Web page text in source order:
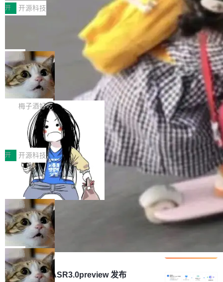
持续开源更多基于UCL-Engine的高性能通信组
件。 腾讯网平团队在UCL-MPComm中实现了一
个独立于业务线程的全局通信引擎（Engine），
经开始引入 AI Coding 工具，通过调用公有云模
型或企业内部部署模型提升研发效率。但随着 AI
Coding 从个人辅助工具逐步走向团队级、组织
级应用，企业在规模化落地过程中，对安全性、
可控性和代码质量提出了更高要求。 首先是数据
安全与合规要求。对于大多数普通研发场景，公
有云模型能够满足快速试用和效率提升的需求。
但对于金融、能源、医疗等对数据安全要求较...
智能应用典型案例名单》，集中展示人工智能在
各领域的应用成果，覆盖技术底座、行业赋能、
产品应用、支撑保障、专题等五大方向。深信服
AI算力网关（AI创新平台）成功入选！ 随着各行
各业的Agent走向规模化建设，算力构成形态逐
渐丰富，用户关注的重点也在发生变化：不只是
让AI用起来，还要进一步看清混合算力时代下，
Token花在哪里、算力是否被充分利用，以及持
续增长的AI成本该如何优化。 深信服AI算力网关
正是围绕这些实际问题，从Token治理和成本治
理两个方面，让用户的每一份算力都看得清、管
得住、用得稳、省得下、更安全！ 一、从现在开
始，Token使用一目...
开 开源科技
Jeff Dean 离开 Google：一个时代的结
束，一个实验室的开始
Google 员工编号 20。MapReduce 作者之一。
Bigtable 作者之一。TensorFlow 的作者之一。
Gemini 的架构师。Google 首席科学家。 Jeff D
ean 在 Google 工作了 27 年后，宣布离职。 他
不是一个人走。一同离开的还有 Sanjay Ghema
wat（Google 员工编号 23，Jeff Dean 二十多
年的编程搭档，MapReduce 和 Bigtable 的共同
作者）、Quoc Le（Google 大脑核心成员，Se
q2Seq 和 DocAI 的共同发明人）以及 Oriol Vin
yals（Gemini 联合负责人，AlphaSta...
局
🔥 SolonCode v2026.8.4 发布：界面
字体可调、22 种语言、记忆搜索增强
打开终端就能上岗的全中文编码智能体，这一轮
把「看得清、用母语、记得住」三件事一次补
齐。 SolonCode 是什么 SolonCode 是杭州无
耳科技研发的企业级终端编码智能体——一位全
中文驱动的数字员工，自主理解需求、规划步
骤、编写代码。不挑模型、不挑平台，curl 一行
装完即用。 开源地址：Gitee · GitCode · GitHu
b 安装 支持 Java 8+（8~26）、macOS / Linu
x / Windows / Harmony PC。 # macOS / Linu
x / Harmony PC curl -fsSL https://solon.noea
r.org/solon...
梅子酒好吃
让“代码语义理解”深度释放AI Coding
价值潜能：华为云码道（CodeArts）
代码仓技术解析
一、代码仓深度理解技术的作用与价值 在软件工
程实践中，代码仓是企业核心知识资产的主要载
体。企业级代码仓库通常包含数十万乃至数百万
个文件，其规模远超单次模型调用可承载的上下
文窗口。随着项目规模的持续扩张与代码历史的
不断累积，代码仓中的模块关系、接口契约、业
务逻辑等关键信息往往分散于数十乃至数百个文
件之中，形成高度复杂的知识关联网络。传统的
代码检索手段（如关键词匹配、目录遍历）仅能
在语法层面完成文本定位，难以触及代码的语义
内涵与结构关联，导致开发者使用代码智能体在
理解大规模代码仓时面临显著"代码仓理解"瓶
开 开源科技
一条“删库”命令跑 17 小时，算法工程
师删光 89TB 数据只为干私活
最高人民检察院8月4日公布了一起案件：北京一
名90后算法工程师王某，为了给自己接的私活腾
服务器空间，删光了公司AI游戏部门的全部核心
数据。 王某2024年1月入职东城区某科技公司AI
短剧部门，有互联网大厂背景。在公司内部架构
调整期间，部门三次通知全员将数据从A集群迁
移到B集群，王某都回复了"收到"。 他没有迁移
数据。2024年9月3日下午4点，他使用此前登录
局
Cloudflare 分享推理优化实践：KV ca
che 量化 + 权重压缩，吞吐量提升 4
1%，成本降 30%
Kimi 和 GLM 是当前最强的大模型系列之一，但
它们有一个共同的问题：太吃显存了。月之暗面
的 Kimi K 系列和智谱的 GLM 都是长上下文、M
oE 架构的大模型，好用到让人上瘾，但 GPU 显
局
腾讯混元 Hy ASR3.0preview 发布